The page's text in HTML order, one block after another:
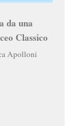
da una
Classico
Apolloni